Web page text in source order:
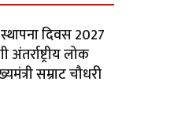
दिवस 2027
लोक
सम्राट चौधरी